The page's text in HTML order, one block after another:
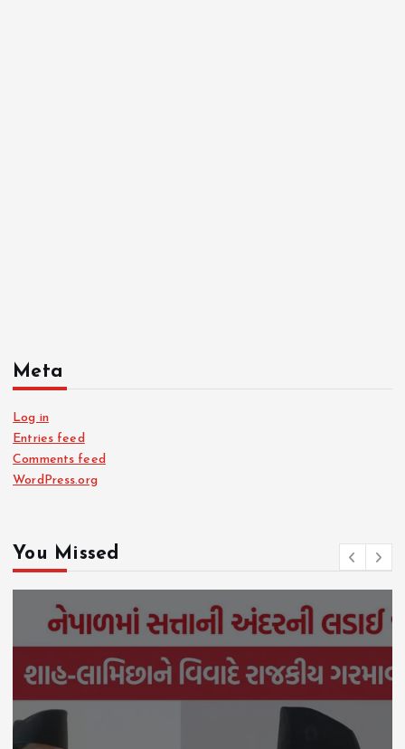
Meta
Log in
Entries feed
Comments feed
WordPress.org
You Missed